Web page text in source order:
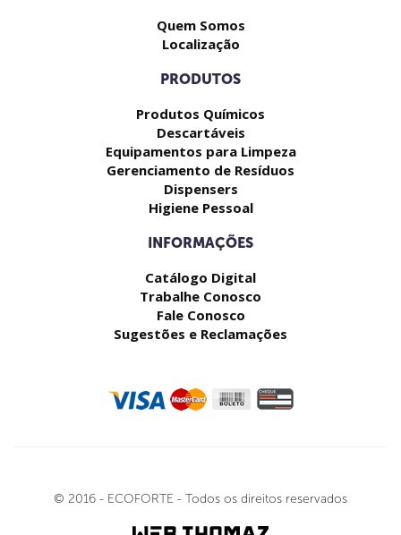
Quem Somos
Localização
PRODUTOS
Produtos Químicos
Descartáveis
Equipamentos para Limpeza
Gerenciamento de Resíduos
Dispensers
Higiene Pessoal
INFORMAÇÕES
Catálogo Digital
Trabalhe Conosco
Fale Conosco
Sugestões e Reclamações
© 2016 - ECOFORTE - Todos os direitos reservados